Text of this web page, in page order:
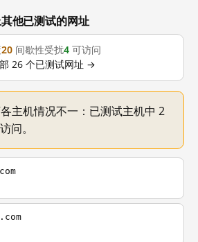
已测试的网址
20 间歇性受扰4 可访问
26 个已测试网址 →
主机情况不一：已测试主机中 2
问。